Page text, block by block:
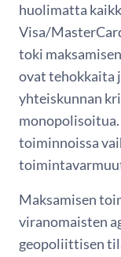
huolimatta
Visa/
toki
ovat tehokkaita
yhteiskunnan
monopolisoitua.
toiminnoissa
Maksamisen
viranomaisten
geopoliittisen